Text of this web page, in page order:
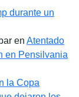
durante un
en Atentado
en Pensilvania
la Copa